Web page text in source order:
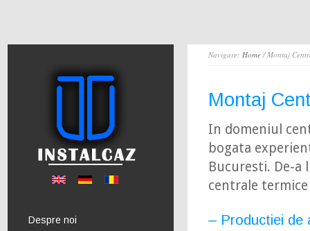
Despre noi
Navigare: Home/ Montaj
Montaj
In domeniul
bogata
Bucuresti. De-
centrale
– Productiei de